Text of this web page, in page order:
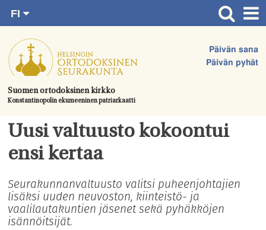
suoraan
sisältöön.
Suomen ortodoksinen kirkko
Konstantinopolin ekumeeninen patriarkaatti
Päivän sana
Päivän pyhät
FI
SV
EN
UA
Etusivu
Ajankohtaista
Juhlat & toimitukset
Kirkot
Apua & tukea
Hautausmaa
Yhteystiedot
Uusi valtuusto kokoontui
ensi kertaa
Seurakunnanvaltuusto valitsi puheenjohtajien
lisäksi uuden neuvoston, kiinteistö- ja
vaalilautakuntien jäsenet sekä pyhäkköjen
isännöitsijät.